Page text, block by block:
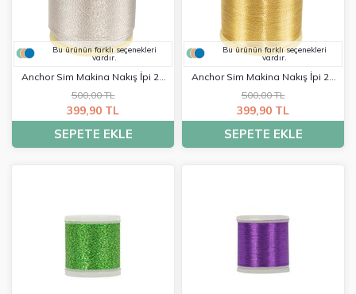
Bu ürünün farklı seçenekleri
vardır.
Anchor Sim Makina Nakış İpi 25
Gr - 0001
500,00 TL
399,90 TL
SEPETE EKLE
Bu ürünün farklı seçenekleri
vardır.
Anchor Sim Makina Nakış İpi 25
Gr - 0003
500,00 TL
399,90 TL
SEPETE EKLE